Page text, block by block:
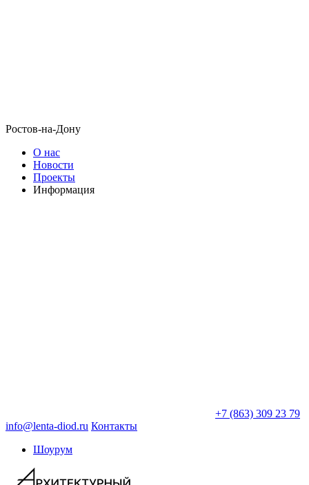
Ростов-на-Дону
О нас
Новости
Проекты
Информация
+7 (863) 309 23 79
info@lenta-diod.ru Контакты
Шоурум